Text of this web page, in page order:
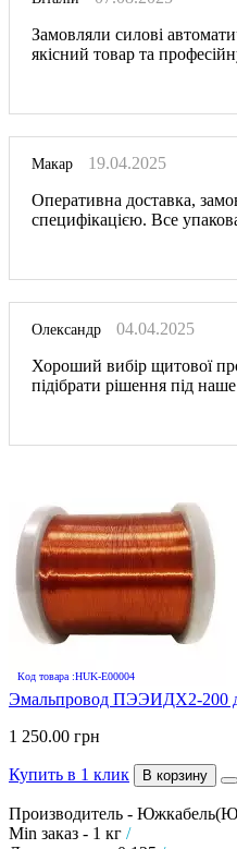
Замовляли силові
якісний товар та
Макар
19.04.2025
Оперативна доставка,
специфікацією. Все
Олександр
04.04.2025
Хороший вибір щитової
підібрати рішення під
Код товара :HUK-E00004
Эмальпровод ПЭЭИДХ2-200
1 250.00 грн
Купить в 1 клик В корзину
Производитель -
Min заказ - 1 кг /